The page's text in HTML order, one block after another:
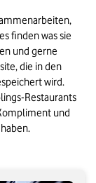
finden was sie
und gerne
die in den
wird.
Restaurants
und